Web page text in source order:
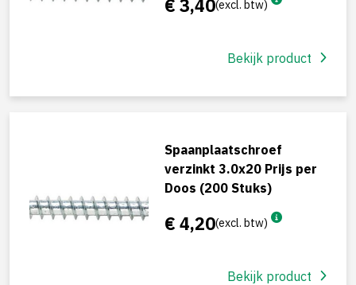
€ 3,40(excl. btw)
Bekijk product
Spaanplaatschroef
verzinkt 3.0x20 Prijs per
Doos (200 Stuks)
€ 4,20(excl. btw)
Bekijk product